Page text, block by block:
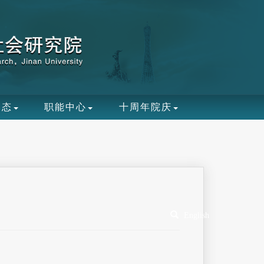
English
职能中心 十周年院庆